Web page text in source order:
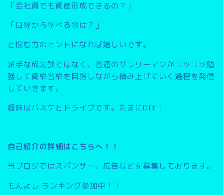
「会社員でも資産形成できるの？」
「日経から学べる事は？」
と悩む方のヒントになれば嬉しいです。
派手な成功談ではなく、普通のサラリーマンがコツコツ勉
強して資格合格を目指しながら積み上げていく過程を発信
していきます。
趣味はバスケとドライブです。たまにDIY！
自己紹介の詳細はこちらへ！！
当ブログではスポンサー、広告などを募集しております。
もんよし ランキング参加中！！